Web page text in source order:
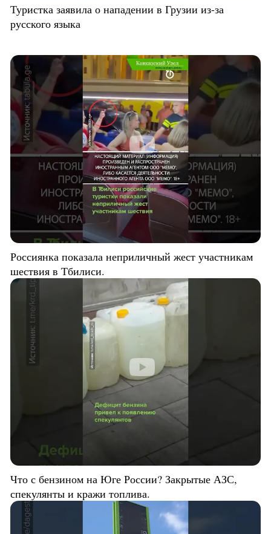
Туристка заявила о нападении в Грузии из-за
русского языка
Россиянка показала неприличный жест участникам
шествия в Тбилиси.
Что с бензином на Юге России? Закрытые АЗС,
спекулянты и кражи топлива.